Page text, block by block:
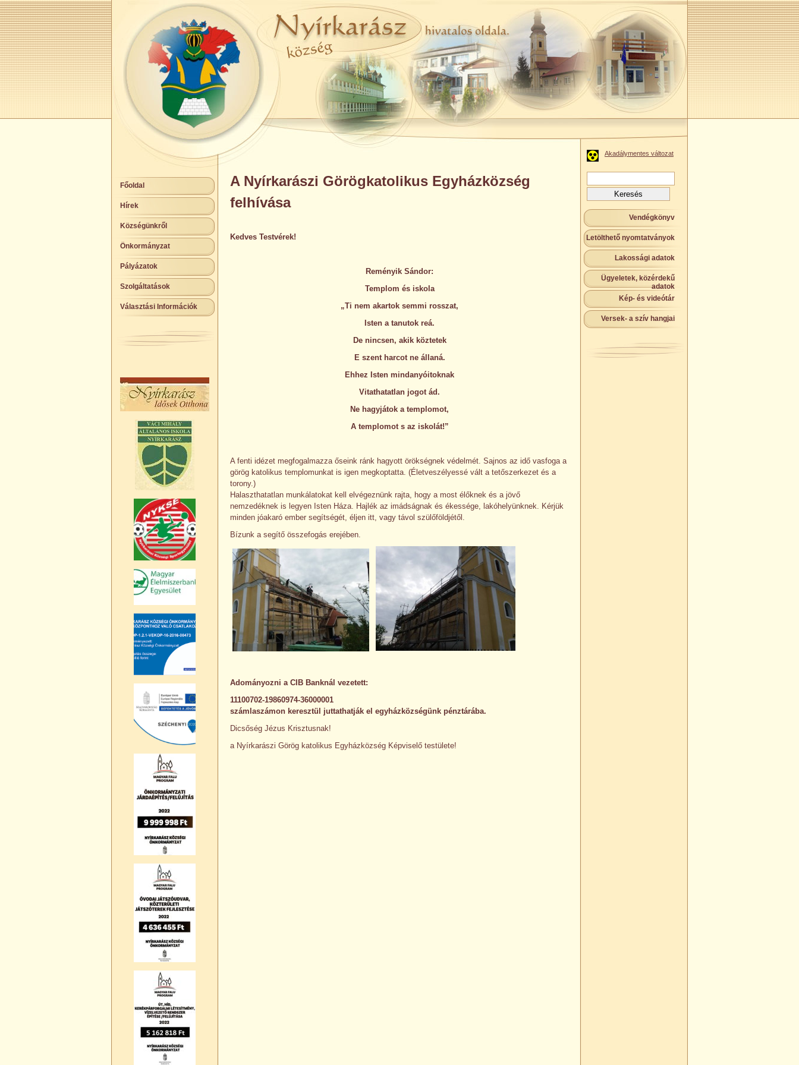
Főoldal
Hírek
Községünkről
Önkormányzat
Pályázatok
Szolgáltatások
Választási Információk
A Nyírkarászi Görögkatolikus Egyházközség
felhívása
Kedves Testvérek!
Reményik Sándor:
Templom és iskola
„Ti nem akartok semmi rosszat,
Isten a tanutok reá.
De nincsen, akik köztetek
E szent harcot ne állaná.
Ehhez Isten mindanyóitoknak
Vitathatatlan jogot ád.
Ne hagyjátok a templomot,
A templomot s az iskolát!”
A fenti idézet megfogalmazza őseink ránk hagyott örökségnek védelmét. Sajnos az idő vasfoga a
görög katolikus templomunkat is igen megkoptatta. (Életveszélyessé vált a tetőszerkezet és a
torony.)
Halaszthatatlan munkálatokat kell elvégeznünk rajta, hogy a most élőknek és a jövő
nemzedéknek is legyen Isten Háza. Hajlék az imádságnak és ékessége, lakóhelyünknek. Kérjük
minden jóakaró ember segítségét, éljen itt, vagy távol szülőföldjétől.
Bízunk a segítő összefogás erejében.
Adományozni a CIB Banknál vezetett:
11100702-19860974-36000001
számlaszámon keresztül juttathatják el egyházközségünk pénztárába.
Dicsőség Jézus Krisztusnak!
a Nyírkarászi Görög katolikus Egyházközség Képviselő testülete!
Akadálymentes változat
Vendégkönyv
Letölthető nyomtatványok
Lakossági adatok
Ügyeletek, közérdekű
adatok
Kép- és videótár
Versek- a szív hangjai